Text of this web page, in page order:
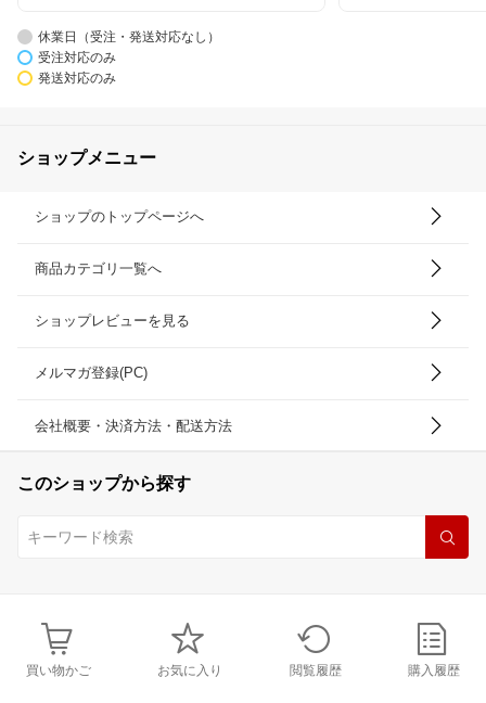
休業日（受注・発送対応なし）
受注対応のみ
発送対応のみ
ショップメニュー
ショップのトップページへ
商品カテゴリ一覧へ
ショップレビューを見る
メルマガ登録(PC)
会社概要・決済方法・配送方法
このショップから探す
買い物かご お気に入り 閲覧履歴 購入履歴